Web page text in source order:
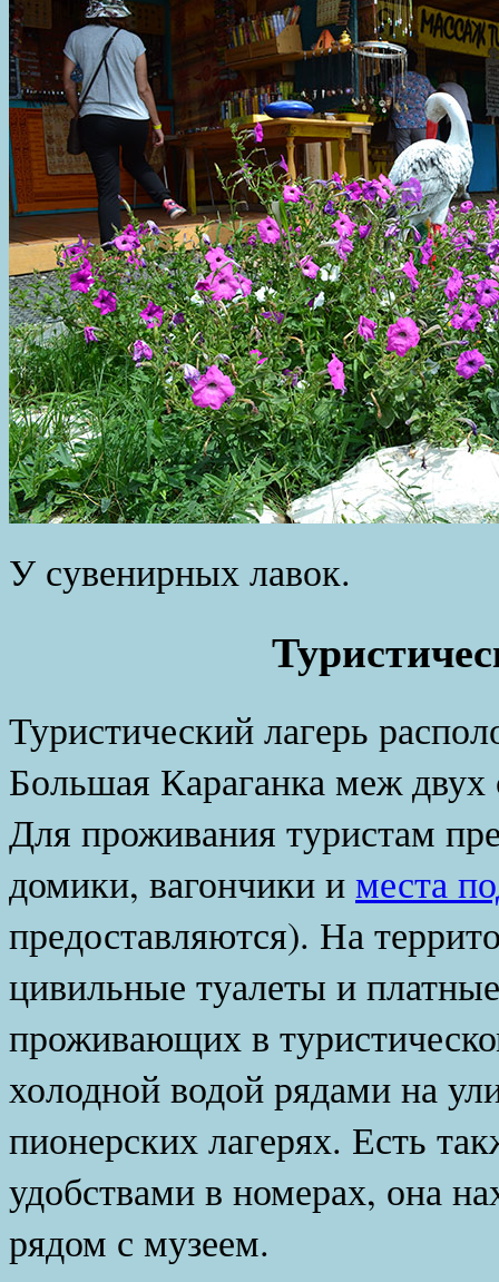
У сувенирных лавок.
Туристический лагерь
Большая Караганка меж
Для проживания туристам
домики, вагончики иместа
предоставляются). На
цивильные туалеты и
проживающих в
холодной водой рядами на
пионерских лагерях. Есть
удобствами в номерах, она
рядом с музеем.